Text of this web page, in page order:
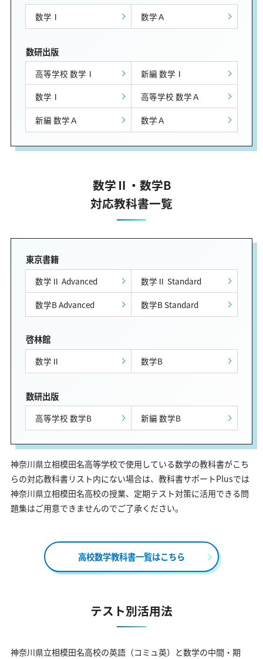
数学Ⅰ 数学Ａ
数研出版
高等学校 数学Ⅰ
新編 数学Ⅰ
数学Ⅰ
高等学校 数学Ａ
新編 数学Ａ
数学Ａ
数学Ⅱ・数学B
対応教科書一覧
東京書籍
数学Ⅱ Advanced
数学Ⅱ Standard
数学B Advanced
数学B Standard
啓林館
数学Ⅱ 数学B
数研出版
高等学校 数学B 新編 数学B
神奈川県立相模田名高等学校で使用している数学の教科書がこち
らの対応教科書リスト内にない場合は、教科書サポートPlusでは
神奈川県立相模田名高校の授業、定期テスト対策に活用できる問
題集はご用意できませんのでご了承ください。
高校数学教科書一覧はこちら
テスト別活用法
神奈川県立相模田名高校の英語（コミュ英）と数学の中間・期